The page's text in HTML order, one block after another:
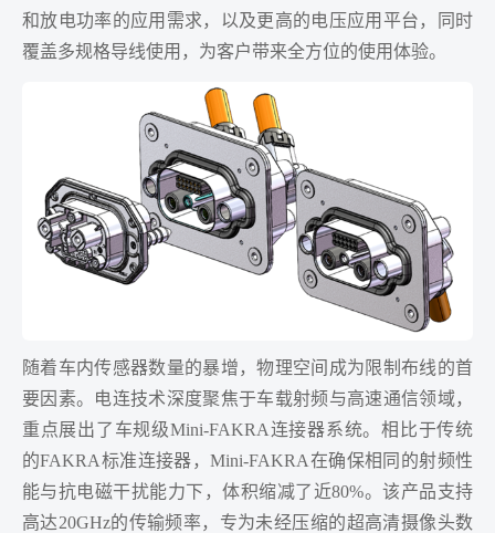
和放电功率的应用需求，以及更高的电压应用平台，同时
覆盖多规格导线使用，为客户带来全方位的使用体验。
随着车内传感器数量的暴增，物理空间成为限制布线的首
要因素。电连技术深度聚焦于车载射频与高速通信领域，
重点展出了车规级Mini-FAKRA连接器系统。相比于传统
的FAKRA标准连接器，Mini-FAKRA在确保相同的射频性
能与抗电磁干扰能力下，体积缩减了近80%。该产品支持
高达20GHz的传输频率，专为未经压缩的超高清摄像头数